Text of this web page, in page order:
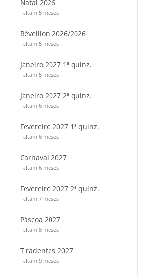
Natal 2026
Faltam 5 meses
Réveillon 2026/2026
Faltam 5 meses
Janeiro 2027 1ª quinz.
Faltam 5 meses
Janeiro 2027 2ª quinz.
Faltam 6 meses
Fevereiro 2027 1ª quinz.
Faltam 6 meses
Carnaval 2027
Faltam 6 meses
Fevereiro 2027 2ª quinz.
Faltam 7 meses
Páscoa 2027
Faltam 8 meses
Tiradentes 2027
Faltam 9 meses